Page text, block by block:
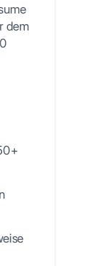
dem